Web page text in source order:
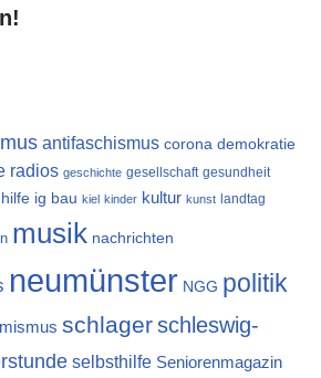
antifaschismus corona demokratie
radios geschichte gesellschaft gesundheit
hilfe ig bau kiel kinder kultur kunst landtag
musik nachrichten
neumünster NGG politik
schlagerschleswig-
selbsthilfe Seniorenmagazin